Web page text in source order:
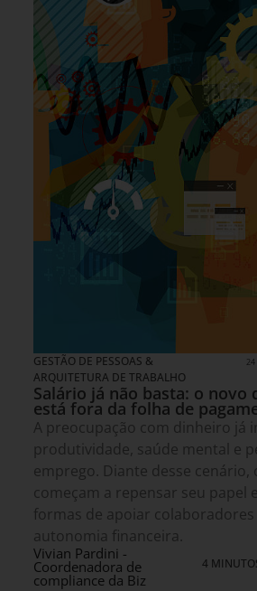
GESTÃO DE PESSOAS &
ARQUITETURA DE TRABALHO
Salário já não basta: o novo
está fora da folha de
A preocupação com dinheiro já
produtividade, saúde mental e
emprego. Diante desse cenário,
começam a repensar seu papel
formas de apoiar
autonomia financeira.
Vivian Pardini -
Coordenadora de
compliance da Biz
4